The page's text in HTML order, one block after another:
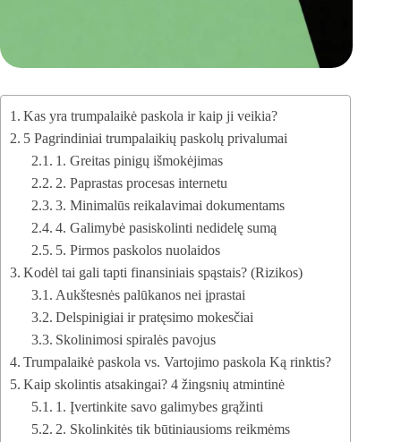
Kas yra trumpalaikė paskola ir kaip ji veikia?
5 Pagrindiniai trumpalaikių paskolų privalumai
1. Greitas pinigų išmokėjimas
2. Paprastas procesas internetu
3. Minimalūs reikalavimai dokumentams
4. Galimybė pasiskolinti nedidelę sumą
5. Pirmos paskolos nuolaidos
Kodėl tai gali tapti finansiniais spąstais? (Rizikos)
Aukštesnės palūkanos nei įprastai
Delspinigiai ir pratęsimo mokesčiai
Skolinimosi spiralės pavojus
Trumpalaikė paskola vs. Vartojimo paskola Ką rinktis?
Kaip skolintis atsakingai? 4 žingsnių atmintinė
1. Įvertinkite savo galimybes grąžinti
2. Skolinkitės tik būtiniausioms reikmėms